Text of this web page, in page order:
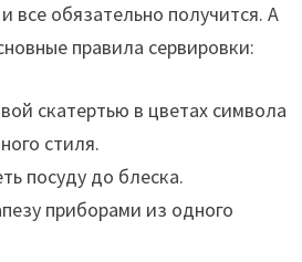
все обязательно получится. А
правила сервировки:
скатертью в цветах символа
стиля.
посуду до блеска.
приборами из одного